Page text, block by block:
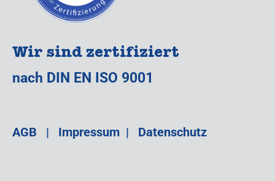
Wir sind zertifiziert
nach DIN EN ISO 9001
AGB | Impressum | Datenschutz